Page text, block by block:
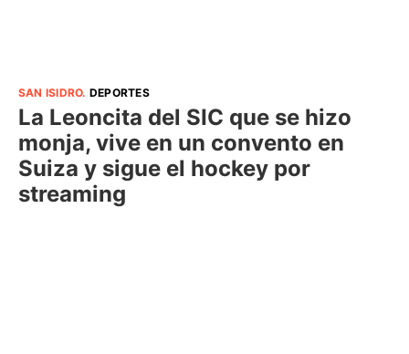
SAN ISIDRO. DEPORTES
La Leoncita del SIC que se hizo
monja, vive en un convento en
Suiza y sigue el hockey por
streaming